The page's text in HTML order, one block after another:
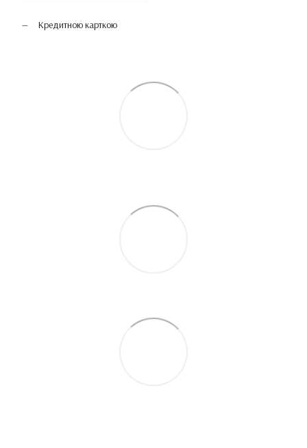
Кредитною карткою